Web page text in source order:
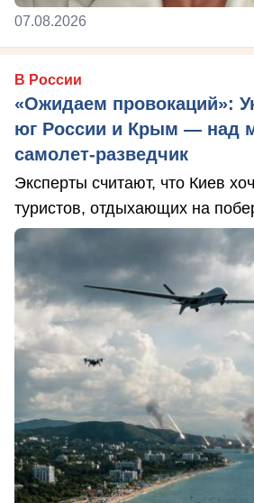
07.08.2026
В России
«Ожидаем провокаций»:
юг России и Крым — над
самолет-разведчик
Эксперты считают, что Киев
туристов, отдыхающих на